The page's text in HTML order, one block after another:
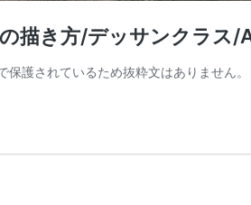
描き方/デッサンクラス
保護されているため抜粋文はありません。